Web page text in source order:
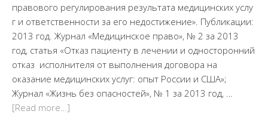
правового регулирования результата медицинских услу
г и ответственности за его недостижение». Публикации:
2013 год. Журнал «Медицинское право», № 2 за 2013
год, статья «Отказ пациенту в лечении и односторонний
отказ исполнителя от выполнения договора на
оказание медицинских услуг: опыт России и США»;
Журнал «Жизнь без опасностей», № 1 за 2013 год, …
[Read more…]